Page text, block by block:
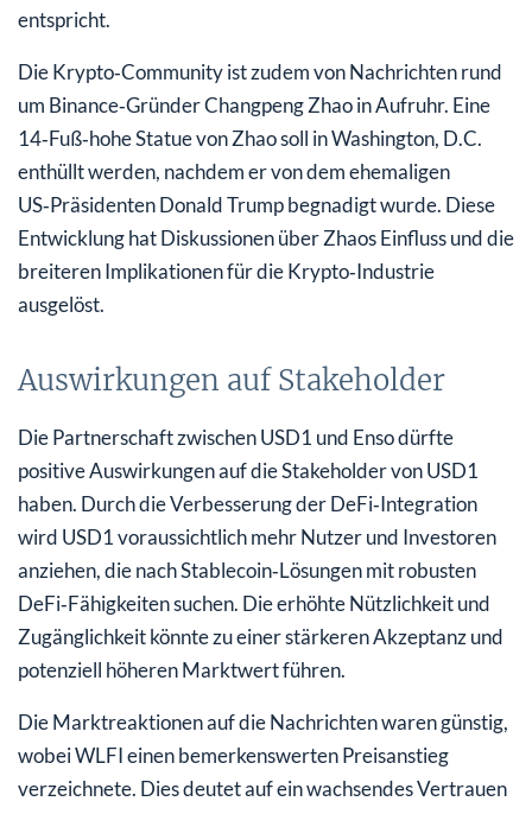
entspricht.
Die Krypto‑Community ist zudem von Nachrichten rund
um Binance‑Gründer Changpeng Zhao in Aufruhr. Eine
14‑Fuß‑hohe Statue von Zhao soll in Washington, D.C.
enthüllt werden, nachdem er von dem ehemaligen
US‑Präsidenten Donald Trump begnadigt wurde. Diese
Entwicklung hat Diskussionen über Zhaos Einfluss und die
breiteren Implikationen für die Krypto‑Industrie
ausgelöst.
Auswirkungen auf Stakeholder
Die Partnerschaft zwischen USD1 und Enso dürfte
positive Auswirkungen auf die Stakeholder von USD1
haben. Durch die Verbesserung der DeFi‑Integration
wird USD1 voraussichtlich mehr Nutzer und Investoren
anziehen, die nach Stablecoin‑Lösungen mit robusten
DeFi‑Fähigkeiten suchen. Die erhöhte Nützlichkeit und
Zugänglichkeit könnte zu einer stärkeren Akzeptanz und
potenziell höheren Marktwert führen.
Die Marktreaktionen auf die Nachrichten waren günstig,
wobei WLFI einen bemerkenswerten Preisanstieg
verzeichnete. Dies deutet auf ein wachsendes Vertrauen